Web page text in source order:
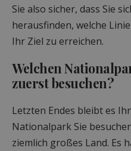
Sie also sicher, dass Sie
herausfinden, welche
Ihr Ziel zu erreichen.
Welchen
zuerst besuchen?
Letzten Endes bleibt es
Nationalpark Sie
ziemlich großes Land. Es